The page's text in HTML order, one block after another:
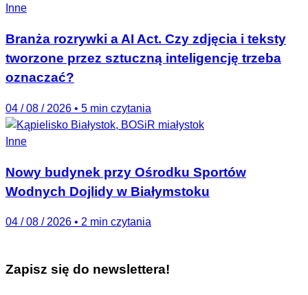
Inne
Branża rozrywki a AI Act. Czy zdjęcia i teksty
tworzone przez sztuczną inteligencję trzeba
oznaczać?
04 / 08 / 2026 • 5 min czytania
Inne
Nowy budynek przy Ośrodku Sportów
Wodnych Dojlidy w Białymstoku
04 / 08 / 2026 • 2 min czytania
Zapisz się do newslettera!